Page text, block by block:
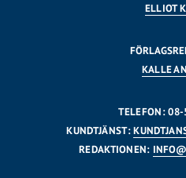
ELLIOT
KALLE
TELEFON:
KUNDTJÄNST:
REDAKTIONEN: